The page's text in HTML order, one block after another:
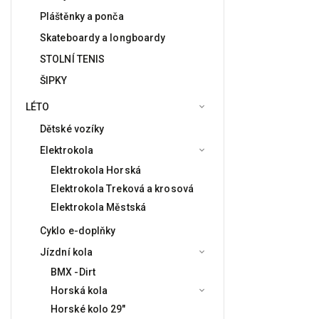
Pláštěnky a ponča
Skateboardy a longboardy
STOLNÍ TENIS
ŠIPKY
LÉTO
Dětské vozíky
Elektrokola
Elektrokola Horská
Elektrokola Treková a krosová
Elektrokola Městská
Cyklo e-doplňky
Jízdní kola
BMX -Dirt
Horská kola
Horské kolo 29"